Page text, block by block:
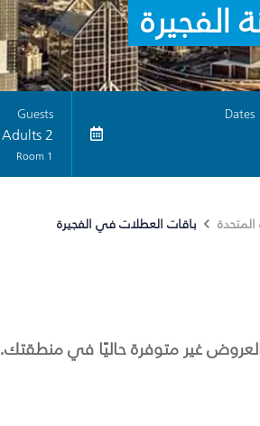
Dates
Guests
2 Adults
1 Room
المتحدة باقات العطلات في الفجيرة
غير متوفرة حاليًا في منطقتك.